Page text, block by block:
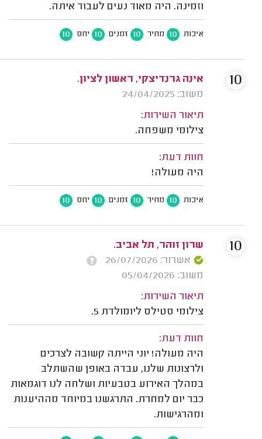
וזמינה. היה מאוד נעים לעבוד איתה.
איכות 10 מחיר 10 זמנים 10 יחס 10
אינה גרנדיצקי, ראשון לציון.
משוב: 24/04/2025
תיאור השירות:
צילומי משפחה.
חוות דעת:
היה מעולה!
איכות 10 מחיר 10 זמנים 10 יחס 10
10
שרון זוהר, תל אביב.
אשרור: 26/07/2026
משוב: 05/04/2026
תיאור השירות:
צילומי סטילס ליומולדת 5.
חוות דעת:
היה מעולה! יוני הייתה קשובה לצרכים
ולרצונות שלנו, עבדה באופן שהשתלב
במהלך האירוע בטבעיות ושלחה לנו דוגמאות
כבר יום למחרת. התרגשנו במיוחד מההיענות
ומהרגישות.
10